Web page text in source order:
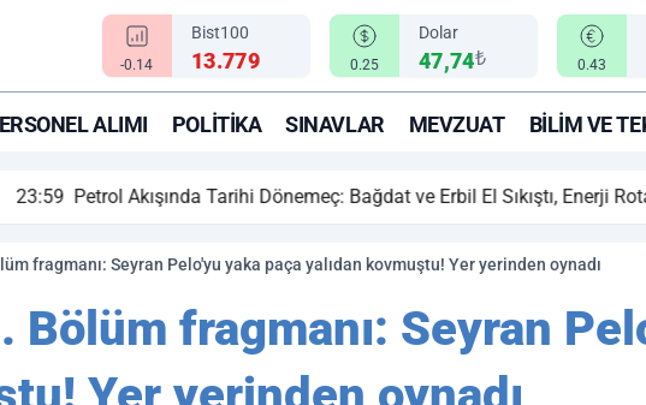
-0.14
Bist100
13.779 0.25
Dolar
47,74₺ 0.43
ALIMI POLITIKA SINAVLAR MEVZUAT BILIM VE
Tarihi Dönemeç: Bağdat ve Erbil El Sıkıştı, Enerji Rotası Türkiye!
fragmanı: Seyran Pelo'yu yaka paça yalıdan kovmuştu! Yer yerinden oynadı
Bölüm fragmanı: Seyran